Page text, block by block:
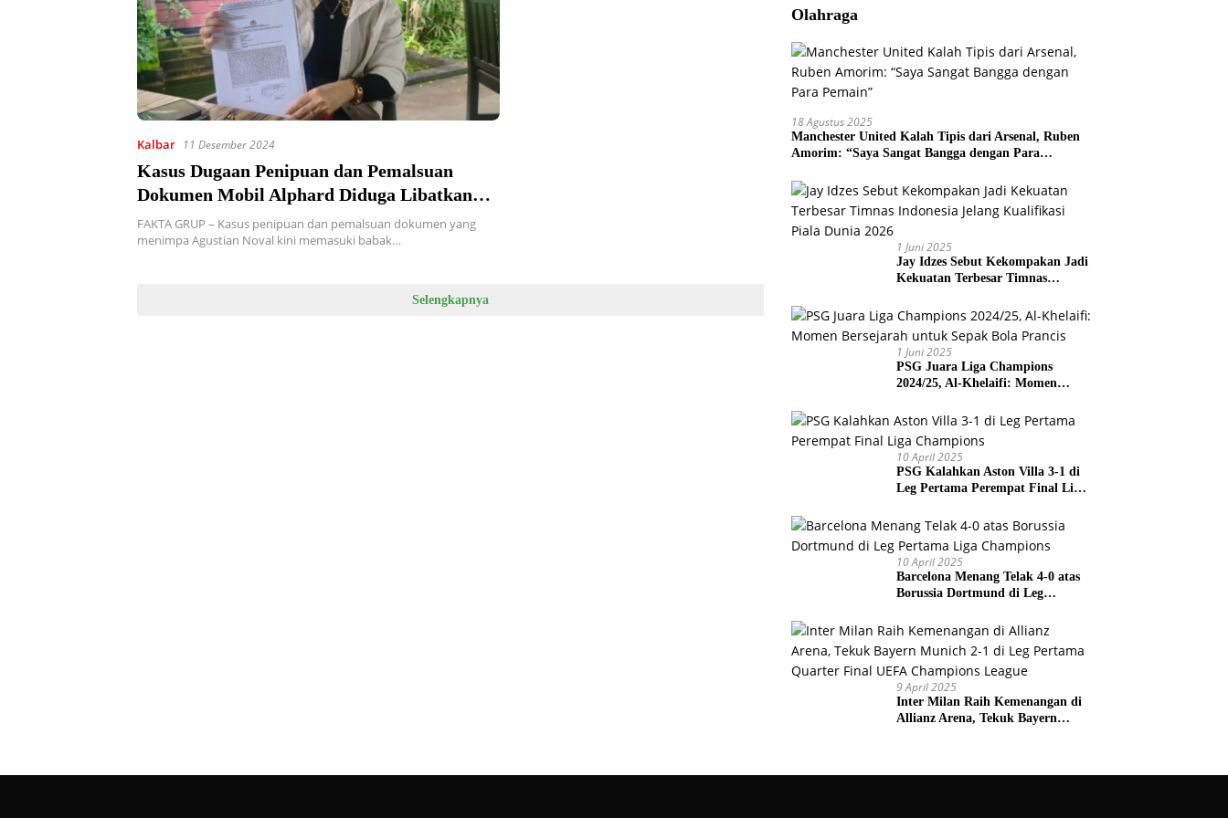
Kalbar 11 Desember 2024
Kasus Dugaan Penipuan dan Pemalsuan
Dokumen Mobil Alphard Diduga Libatkan
Anggota DPRD Kubu Raya
FAKTA GRUP – Kasus penipuan dan pemalsuan dokumen yang
menimpa Agustian Noval kini memasuki babak…
Selengkapnya
Olahraga
18 Agustus 2025
Manchester United Kalah Tipis dari Arsenal, Ruben
Amorim: “Saya Sangat Bangga dengan Para
1 Juni 2025
Jay Idzes Sebut Kekompakan Jadi
Kekuatan Terbesar Timnas
Dunia 2026
1 Juni 2025
PSG Juara Liga Champions
2024/25, Al-Khelaifi: Momen
Prancis
10 April 2025
PSG Kalahkan Aston Villa 3-1 di
Leg Pertama Perempat Final Liga
10 April 2025
Barcelona Menang Telak 4-0 atas
Borussia Dortmund di Leg
9 April 2025
Inter Milan Raih Kemenangan di
Allianz Arena, Tekuk Bayern